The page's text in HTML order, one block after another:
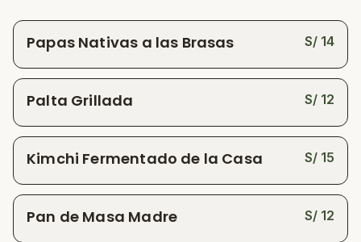
Papas Nativas a las Brasas S/ 14
Palta Grillada S/ 12
Kimchi Fermentado de la Casa S/ 15
Pan de Masa Madre S/ 12